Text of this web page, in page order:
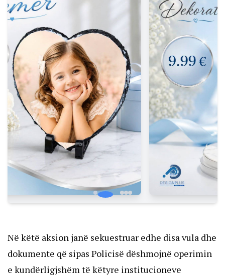
Në këtë aksion janë sekuestruar edhe disa vula dhe
dokumente që sipas Policisë dëshmojnë operimin
e kundërligjshëm të këtyre institucioneve